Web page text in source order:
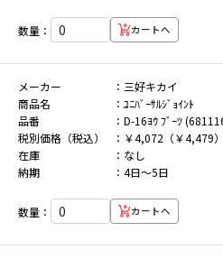
数量： カートへ
メーカー
三好キカイ
商品名
ﾕﾆﾊﾞｰｻﾙｼﾞｮｲﾝﾄ
品番
D-16ﾖｳ ﾌﾞｰﾂ
税別価格（税込）
￥4,072（￥4,479）
在庫
なし
納期
4日～5日
数量： カートへ